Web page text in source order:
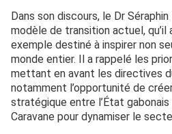
Dans son discours, le Dr
modèle de transition actuel, qu’il
exemple destiné à inspirer non
monde entier. Il a rappelé les
mettant en avant les directives
notamment l’opportunité de
stratégique entre l’État
Caravane pour dynamiser le